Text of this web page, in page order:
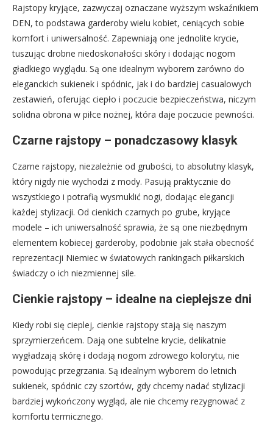
Rajstopy kryjące, zazwyczaj oznaczane wyższym wskaźnikiem
DEN, to podstawa garderoby wielu kobiet, ceniących sobie
komfort i uniwersalność. Zapewniają one jednolite krycie,
tuszując drobne niedoskonałości skóry i dodając nogom
gładkiego wyglądu. Są one idealnym wyborem zarówno do
eleganckich sukienek i spódnic, jak i do bardziej casualowych
zestawień, oferując ciepło i poczucie bezpieczeństwa, niczym
solidna obrona w piłce nożnej, która daje poczucie pewności.
Czarne rajstopy – ponadczasowy klasyk
Czarne rajstopy, niezależnie od grubości, to absolutny klasyk,
który nigdy nie wychodzi z mody. Pasują praktycznie do
wszystkiego i potrafią wysmuklić nogi, dodając elegancji
każdej stylizacji. Od cienkich czarnych po grube, kryjące
modele – ich uniwersalność sprawia, że są one niezbędnym
elementem kobiecej garderoby, podobnie jak stała obecność
reprezentacji Niemiec w światowych rankingach piłkarskich
świadczy o ich niezmiennej sile.
Cienkie rajstopy – idealne na cieplejsze dni
Kiedy robi się cieplej, cienkie rajstopy stają się naszym
sprzymierzeńcem. Dają one subtelne krycie, delikatnie
wygładzają skórę i dodają nogom zdrowego kolorytu, nie
powodując przegrzania. Są idealnym wyborem do letnich
sukienek, spódnic czy szortów, gdy chcemy nadać stylizacji
bardziej wykończony wygląd, ale nie chcemy rezygnować z
komfortu termicznego.